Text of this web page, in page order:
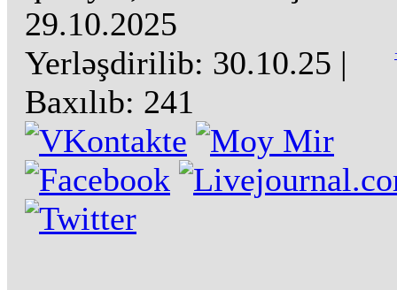
29.10.2025
Yerləşdirilib: 30.10.25 |
Baxılıb: 241